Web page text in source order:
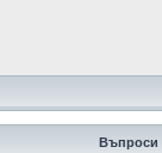
Въпроси